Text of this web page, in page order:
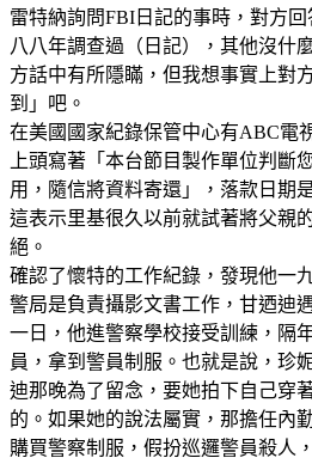
雷特納詢問FBI日記的事時，對方
八八年調查過（日記），其他沒什
方話中有所隱瞞，但我想事實上對
到」吧。
在美國國家紀錄保管中心有ABC電
上頭寫著「本台節目製作單位判斷
用，隨信將資料寄還」，落款日期
這表示里基很久以前就試著將父親
絕。
確認了懷特的工作紀錄，發現他一
警局是負責攝影文書工作，甘迺迪
一日，他進警察學校接受訓練，隔
員，拿到警員制服。也就是說，珍
迪那晚為了留念，要她拍下自己穿
的。如果她的說法屬實，那擔任內
購買警察制服，假扮巡邏警員殺人